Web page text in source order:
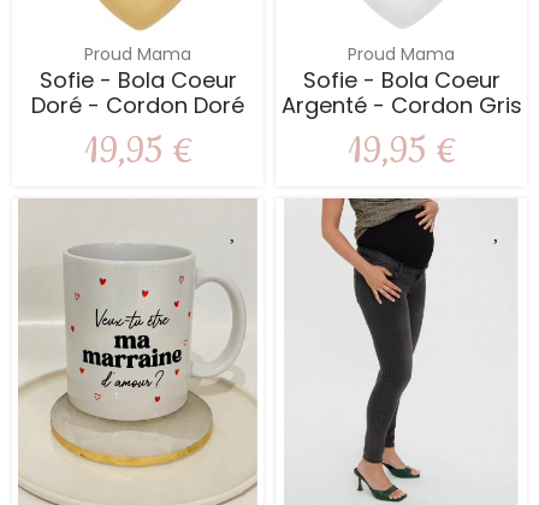
Proud Mama
Sofie - Bola Coeur
Doré - Cordon Doré
19,95 €
Proud Mama
Sofie - Bola Coeur
Argenté - Cordon Gris
19,95 €